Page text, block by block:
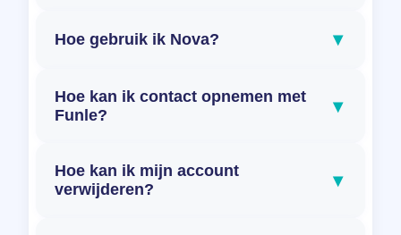
Hoe gebruik ik Nova? ▾
Hoe kan ik contact opnemen met
Funle?
▾
Hoe kan ik mijn account
verwijderen?
▾